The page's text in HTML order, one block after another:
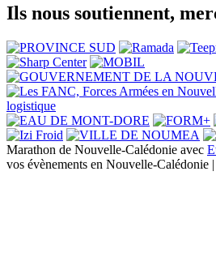
Ils nous soutiennent,
Marathon de Nouvelle-Calédonie avec
vos évènements en Nouvelle-Calédonie |